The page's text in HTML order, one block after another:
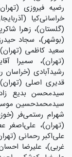
رضیه فیروزی
خراسانی‌کیا
(گلستان)، زهرا
(بوشهر)، سجاد
سعید کاظمی
(تهران)، سمیرا
رشیدآبادی
قدیری اصلی
سیدمحسن بدیع
سیدمحمدحسین
شهرام رستمی‌فر
(تهران)، علی‌‍اصغر
علی‌اکبر رحمانی
غربی)، علیرضا